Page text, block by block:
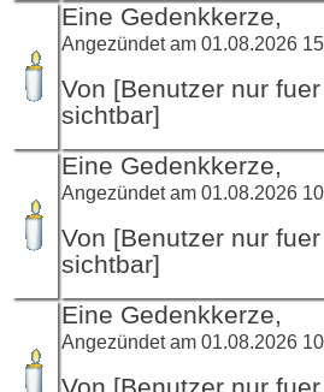
Eine Gedenkkerze,
Angezündet am 01.08.2026
Von [Benutzer nur
sichtbar]
Eine Gedenkkerze,
Angezündet am 01.08.2026
Von [Benutzer nur
sichtbar]
Eine Gedenkkerze,
Angezündet am 01.08.2026